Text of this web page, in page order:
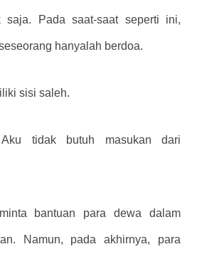
saja. Pada saat-saat seperti ini,
hanyalah berdoa.
sisi saleh.
Aku tidak butuh masukan dari
bantuan para dewa dalam
Namun, pada akhirnya, para